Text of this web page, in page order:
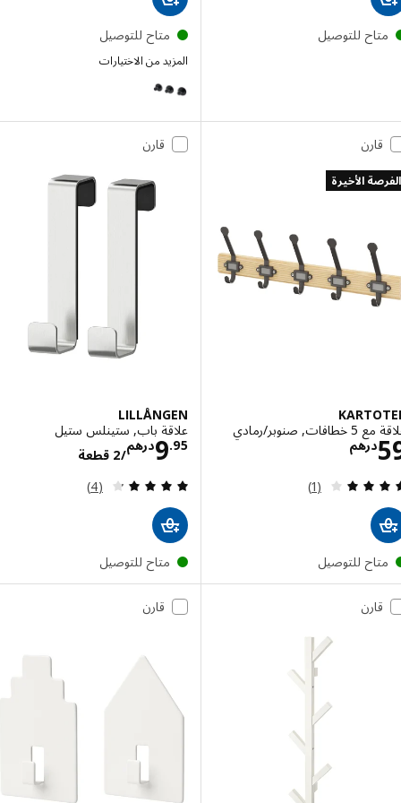
للتوصيل متاح للتوصيل
المزيد من الاختيارات
قارن
الأخيرة
صنوبر/رمادي
درهمالاسعار درهم 59
مراجعة: 4 من أصل 5 نجوم. إجمالي المراجعات:
(1)
للتوصيل
قارن
LILLÅNGEN
علاقة باب, ستينلس ستيل
درهم9 /2 قطعة الاسعار درهم
مراجعة: 4.3 من أصل 5 نجوم. إجمالي المراجعات:
(4)
متاح للتوصيل
قارن قارن